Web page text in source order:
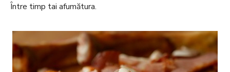
Între timp tai afumătura.